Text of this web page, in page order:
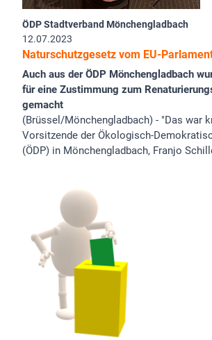
ÖDP Stadtverband Mönchengladbach
12.07.2023
Naturschutzgesetz vom EU-
Auch aus der ÖDP Mönchengladbach
für eine Zustimmung zum
gemacht
(Brüssel/Mönchengladbach) - "Das war
Vorsitzende der Ökologisch-
(ÖDP) in Mönchengladbach, Franjo